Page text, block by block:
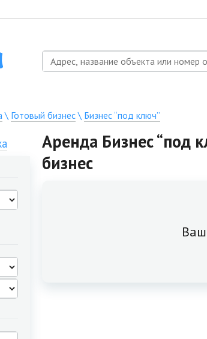
\ Готовый бизнес\ Бизнес “под ключ”
Аренда Бизнес “под
бизнес